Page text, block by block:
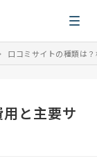
口コミサイトの種類は
と主要サ